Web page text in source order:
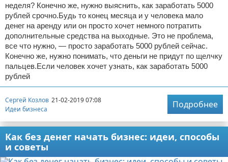
неделя? Конечно же, нужно выяснить, как заработать 5000
рублей срочно.Будь то конец месяца и у человека мало
денег на аренду или он просто хочет немного потратить
дополнительные средства на выходные. Это не проблема,
все что нужно, — просто заработать 5000 рублей сейчас.
Конечно же, нужно понимать, что деньги не придут по щелчку
пальцев.Если человек хочет узнать, как заработать 5000
рублей
Сергей Козлов 21-02-2019 07:08
Идеи бизнеса
Подробнее
Как без денег начать бизнес: идеи, способы
и советы